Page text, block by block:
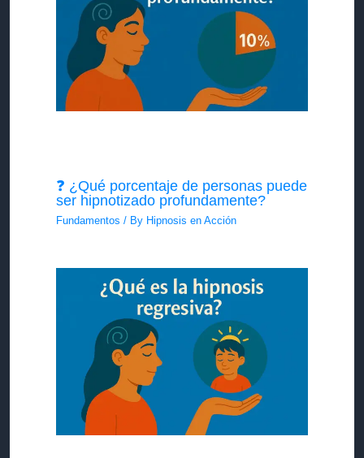
❓ ¿Qué porcentaje de personas puede
ser hipnotizado profundamente?
Fundamentos / By Hipnosis en Acción